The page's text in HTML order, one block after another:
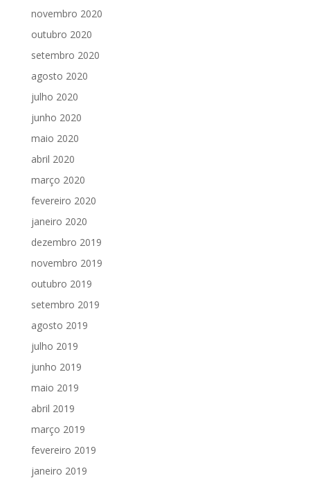
novembro 2020
outubro 2020
setembro 2020
agosto 2020
julho 2020
junho 2020
maio 2020
abril 2020
março 2020
fevereiro 2020
janeiro 2020
dezembro 2019
novembro 2019
outubro 2019
setembro 2019
agosto 2019
julho 2019
junho 2019
maio 2019
abril 2019
março 2019
fevereiro 2019
janeiro 2019